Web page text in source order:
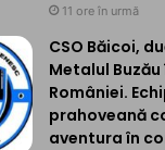
11 ore în urmă
CSO Băicoi,
Metalul Buzău
României.
prahoveană
aventura în